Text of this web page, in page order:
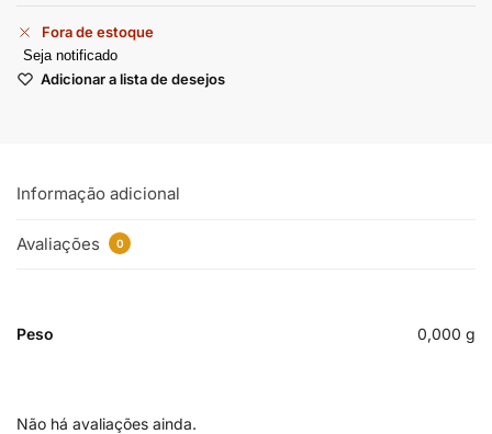
Fora de estoque
Seja notificado
Adicionar a lista de desejos
Informação adicional
Avaliações 0
Peso 0,000 g
Não há avaliações ainda.